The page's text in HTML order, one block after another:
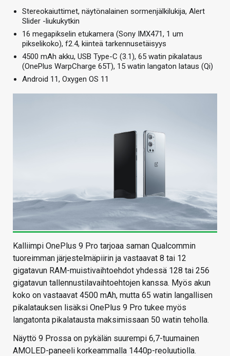
Stereokaiuttimet, näytönalainen sormenjälkilukija, Alert
Slider -liukukytkin
16 megapikselin etukamera (Sony IMX471, 1 um
pikselikoko), f2.4, kiinteä tarkennusetäisyys
4500 mAh akku, USB Type-C (3.1), 65 watin pikalataus
(OnePlus WarpCharge 65T), 15 watin langaton lataus (Qi)
Android 11, Oxygen OS 11
Kalliimpi OnePlus 9 Pro tarjoaa saman Qualcommin
tuoreimman järjestelmäpiirin ja vastaavat 8 tai 12
gigatavun RAM-muistivaihtoehdot yhdessä 128 tai 256
gigatavun tallennustilavaihtoehtojen kanssa. Myös akun
koko on vastaavat 4500 mAh, mutta 65 watin langallisen
pikalatauksen lisäksi OnePlus 9 Pro tukee myös
langatonta pikalatausta maksimissaan 50 watin teholla.
Näyttö 9 Prossa on pykälän suurempi 6,7-tuumainen
AMOLED-paneeli korkeammalla 1440p-reoluutiolla.